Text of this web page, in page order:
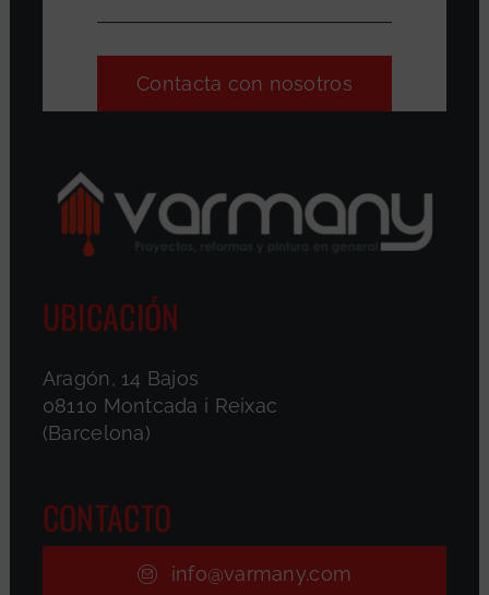
Contacta con nosotros
UBICACIÓN
Aragón, 14 Bajos
08110 Montcada i Reixac
(Barcelona)
CONTACTO
info@varmany.com